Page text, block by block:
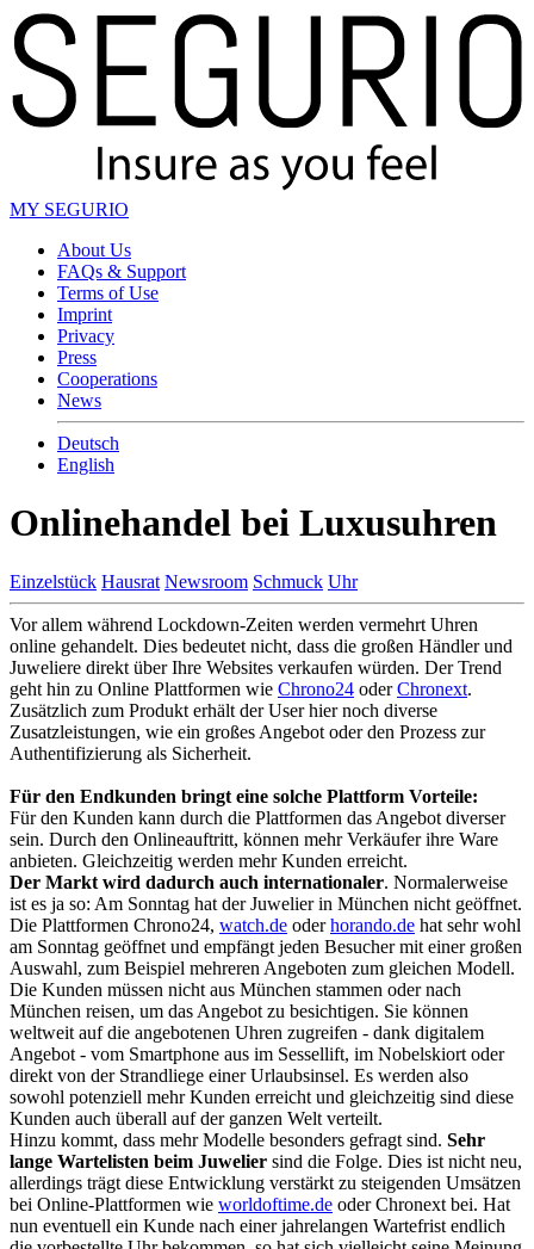
MY SEGURIO
About Us
FAQs & Support
Terms of Use
Imprint
Privacy
Press
Cooperations
News
Deutsch
English
Onlinehandel bei Luxusuhren
Einzelstück Hausrat Newsroom Schmuck Uhr
Vor allem während Lockdown-Zeiten werden vermehrt Uhren
online gehandelt. Dies bedeutet nicht, dass die großen Händler und
Juweliere direkt über Ihre Websites verkaufen würden. Der Trend
geht hin zu Online Plattformen wie Chrono24 oderChronext.
Zusätzlich zum Produkt erhält der User hier noch diverse
Zusatzleistungen, wie ein großes Angebot oder den Prozess zur
Authentifizierung als Sicherheit.
Für den Endkunden bringt eine solche Plattform Vorteile:
Für den Kunden kann durch die Plattformen das Angebot diverser
sein. Durch den Onlineauftritt, können mehr Verkäufer ihre Ware
anbieten. Gleichzeitig werden mehr Kunden erreicht.
Der Markt wird dadurch auch internationaler. Normalerweise
ist es ja so: Am Sonntag hat der Juwelier in München nicht geöffnet.
Die Plattformen Chrono24, watch.de oderhorando.de hat sehr wohl
am Sonntag geöffnet und empfängt jeden Besucher mit einer großen
Auswahl, zum Beispiel mehreren Angeboten zum gleichen Modell.
Die Kunden müssen nicht aus München stammen oder nach
München reisen, um das Angebot zu besichtigen. Sie können
weltweit auf die angebotenen Uhren zugreifen - dank digitalem
Angebot - vom Smartphone aus im Sessellift, im Nobelskiort oder
direkt von der Strandliege einer Urlaubsinsel. Es werden also
sowohl potenziell mehr Kunden erreicht und gleichzeitig sind diese
Kunden auch überall auf der ganzen Welt verteilt.
Hinzu kommt, dass mehr Modelle besonders gefragt sind. Sehr
lange Wartelisten beim Juwelier sind die Folge. Dies ist nicht neu,
allerdings trägt diese Entwicklung verstärkt zu steigenden Umsätzen
bei Online-Plattformen wie worldoftime.de oder Chronext bei. Hat
nun eventuell ein Kunde nach einer jahrelangen Wartefrist endlich